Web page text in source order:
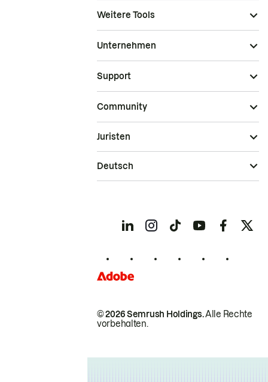
Weitere Tools
Unternehmen
Support
Community
© 2026 Semrush Holdings.Alle Rechte
vorbehalten.
Juristen
Deutsch